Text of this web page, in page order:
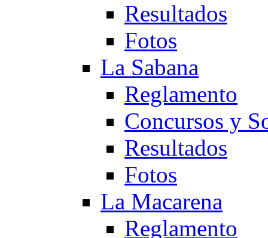
Resultados
Fotos
La Sabana
Reglamento
Concursos y
Resultados
Fotos
La Macarena
Reglamento